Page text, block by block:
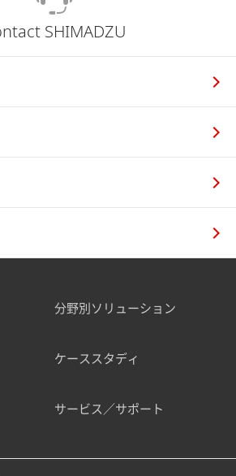
SHIMADZU
分野別ソリューション
ケーススタディ
サービス／サポート